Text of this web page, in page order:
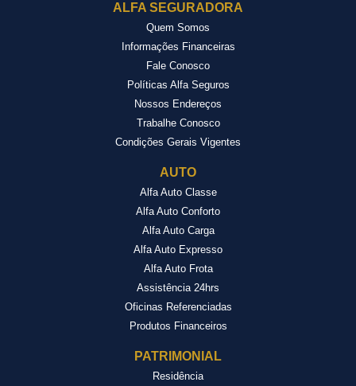
ALFA SEGURADORA
Quem Somos
Informações Financeiras
Fale Conosco
Políticas Alfa Seguros
Nossos Endereços
Trabalhe Conosco
Condições Gerais Vigentes
AUTO
Alfa Auto Classe
Alfa Auto Conforto
Alfa Auto Carga
Alfa Auto Expresso
Alfa Auto Frota
Assistência 24hrs
Oficinas Referenciadas
Produtos Financeiros
PATRIMONIAL
Residência